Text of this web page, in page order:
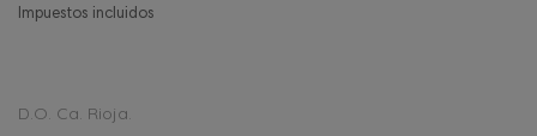
Impuestos incluidos
D.O. Ca. Rioja.